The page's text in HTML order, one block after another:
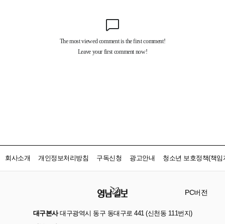
회사소개 개인정보처리방침 구독신청 광고안내 청소년 보호정책(책임
PC버전
대구본사대구광역시 동구 동대구로 441 (신천동 111번지)